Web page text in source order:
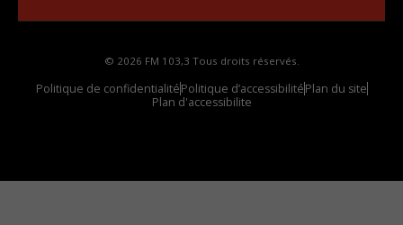
© 2026 FM 103,3 Tous droits réservés.
Politique de confidentialitéPolitique d’accessibilitéPlan du site
Plan d'accessibilite